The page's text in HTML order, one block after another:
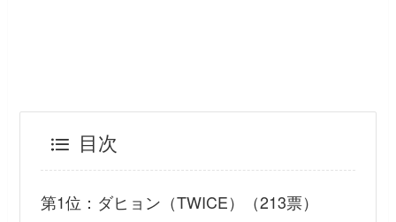
目次
第1位：ダヒョン（TWICE）（213票）